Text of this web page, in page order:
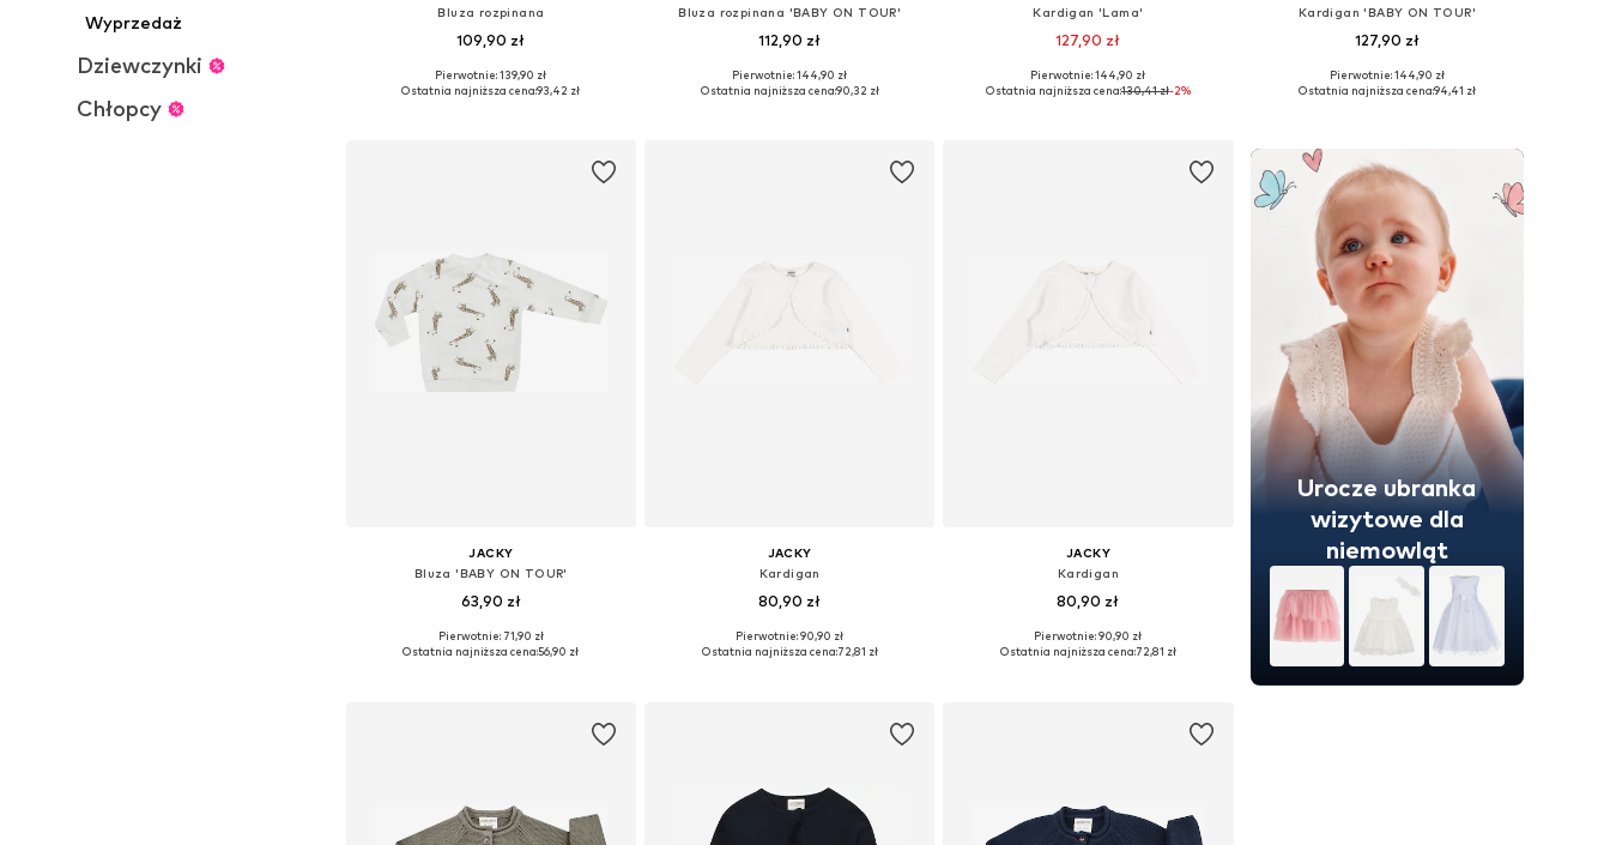
Wyprzedaż
Dziewczynki
Chłopcy
Bluza rozpinana
109,90 zł
Dostępne rozmiary: 50, 56, 62, 68, 74
Pierwotnie: 139,90 zł
Ostatnia najniższa cena:93,42 zł
Bluza rozpinana 'BABY ON TOUR'
112,90 zł
Dostępne rozmiary: 56, 62, 68, 74
Pierwotnie: 144,90 zł
Ostatnia najniższa cena:90,32 zł
Kardigan 'Lama'
127,90 zł
Dostępne rozmiary: 50, 56, 62, 68, 74
Pierwotnie: 144,90 zł
Ostatnia najniższa cena:130,41 zł-2%
Kardigan 'BABY ON TOUR'
127,90 zł
Dostępne rozmiary: 56, 62, 68, 74
Pierwotnie: 144,90 zł
Ostatnia najniższa cena:94,41 zł
JACKY
Bluza 'BABY ON TOUR'
63,90 zł
Dostępne rozmiary: 50, 56, 62, 74
Pierwotnie: 71,90 zł
Ostatnia najniższa cena:56,90 zł
JACKY
Kardigan
80,90 zł
Dostępne w różnych rozmiarach
Pierwotnie: 90,90 zł
Ostatnia najniższa cena:72,81 zł
JACKY
Kardigan
80,90 zł
Dostępne rozmiary: 68, 74, 80, 92, 104, 116
Pierwotnie: 90,90 zł
Ostatnia najniższa cena:72,81 zł
Urocze ubranka
wizytowe dla
niemowląt